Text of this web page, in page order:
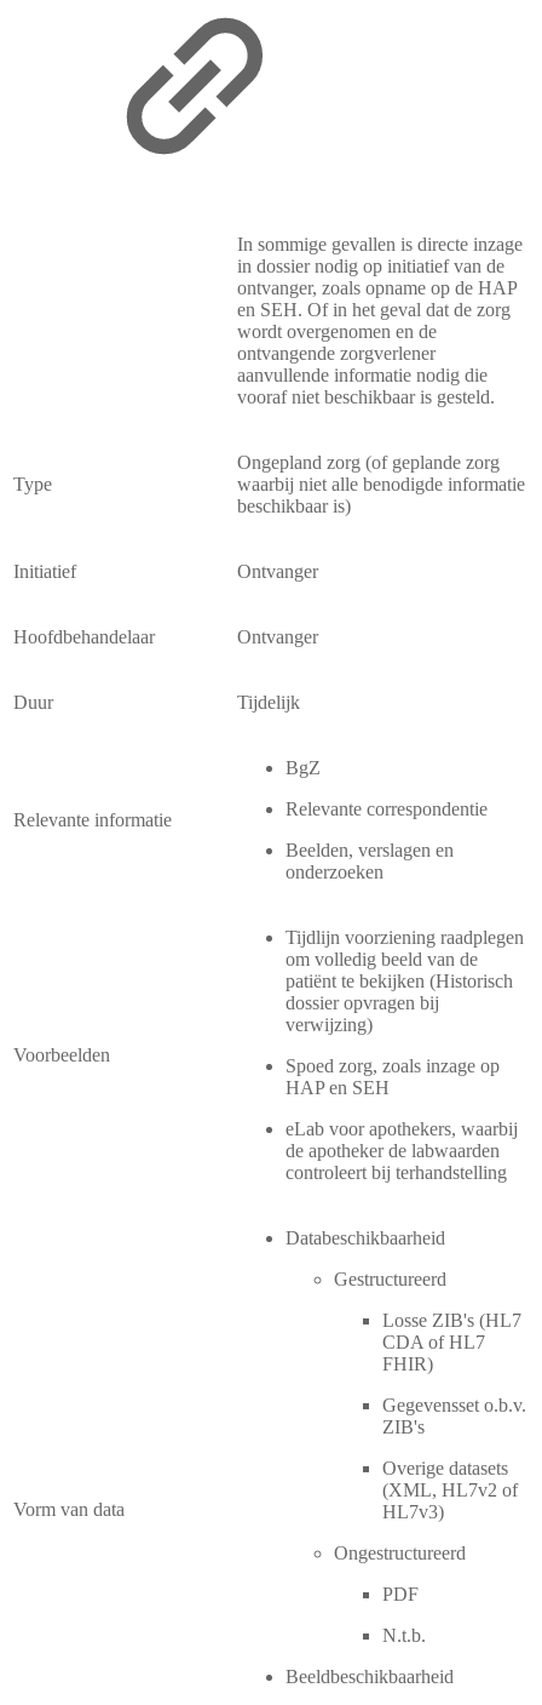
In sommige gevallen is directe inzage
in dossier nodig op initiatief van de
ontvanger, zoals opname op de HAP
en SEH. Of in het geval dat de zorg
wordt overgenomen en de
ontvangende zorgverlener
aanvullende informatie nodig die
vooraf niet beschikbaar is gesteld.
Type
Ongepland zorg (of geplande zorg
waarbij niet alle benodigde informatie
beschikbaar is)
Initiatief Ontvanger
Hoofdbehandelaar Ontvanger
Duur Tijdelijk
Relevante informatie
BgZ
Relevante correspondentie
Beelden, verslagen en
onderzoeken
Voorbeelden
Tijdlijn voorziening raadplegen
om volledig beeld van de
patiënt te bekijken (Historisch
dossier opvragen bij
verwijzing)
Spoed zorg, zoals inzage op
HAP en SEH
eLab voor apothekers, waarbij
de apotheker de labwaarden
controleert bij terhandstelling
Vorm van data
Databeschikbaarheid
Gestructureerd
Losse ZIB's (HL7
CDA of HL7
FHIR)
Gegevensset o.b.v.
ZIB's
Overige datasets
(XML, HL7v2 of
HL7v3)
Ongestructureerd
PDF
N.t.b.
Beeldbeschikbaarheid